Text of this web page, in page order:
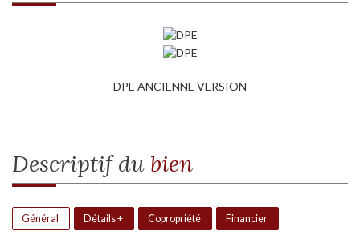
DPE ANCIENNE VERSION
descriptif du bien
Général Détails + Copropriété Financier